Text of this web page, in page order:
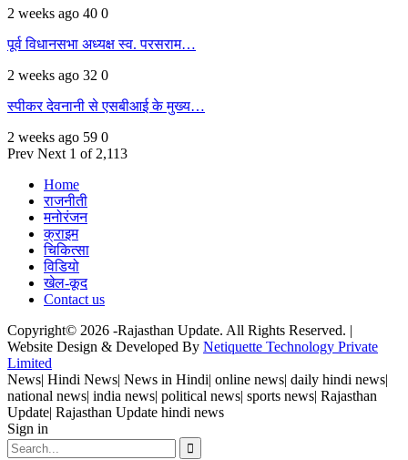
2 weeks ago 40 0
पूर्व विधानसभा अध्यक्ष स्व. परसराम…
2 weeks ago 32 0
स्पीकर देवनानी से एसबीआई के मुख्य…
2 weeks ago 59 0
Prev Next 1 of 2,113
Home
राजनीती
मनोरंजन
क्राइम
चिकित्सा
विडियो
खेल-कूद
Contact us
Copyright© 2026 -Rajasthan Update. All Rights Reserved. |
Website Design & Developed By Netiquette Technology Private
Limited
News| Hindi News| News in Hindi| online news| daily hindi news|
national news| india news| political news| sports news| Rajasthan
Update| Rajasthan Update hindi news
Sign in